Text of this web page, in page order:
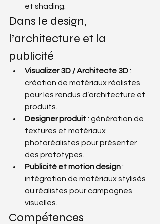
et shading.
Dans le design,
l’architecture et la
publicité
Visualizer 3D / Architecte 3D :
création de matériaux réalistes
pour les rendus d’architecture et
produits.
Designer produit : génération de
textures et matériaux
photoréalistes pour présenter
des prototypes.
Publicité et motion design :
intégration de matériaux stylisés
ou réalistes pour campagnes
visuelles.
Compétences